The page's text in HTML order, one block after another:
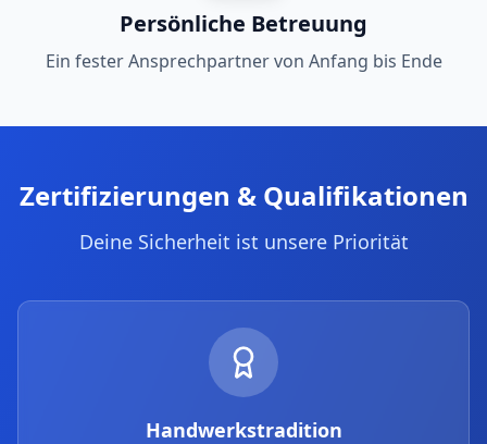
Persönliche Betreuung
Ein fester Ansprechpartner von Anfang bis Ende
Zertifizierungen & Qualifikationen
Deine Sicherheit ist unsere Priorität
Handwerkstradition